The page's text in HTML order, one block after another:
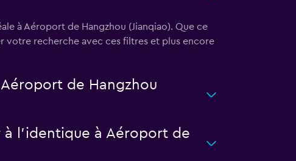
à Aéroport de Hangzhou (Jianqiao). Que ce
recherche avec ces filtres et plus encore
de Hangzhou
l’identique à Aéroport de